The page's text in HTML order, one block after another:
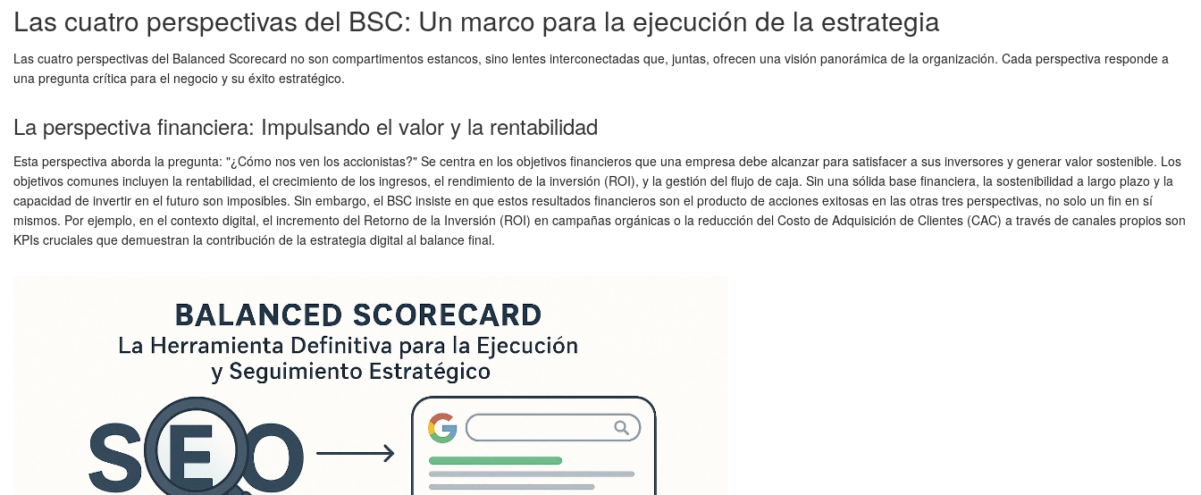
Las cuatro perspectivas del BSC: Un marco para la ejecución de la estrategia
Las cuatro perspectivas del Balanced Scorecard no son compartimentos estancos, sino lentes interconectadas que, juntas, ofrecen una visión panorámica de la organización. Cada perspectiva responde a
una pregunta crítica para el negocio y su éxito estratégico.
La perspectiva financiera: Impulsando el valor y la rentabilidad
Esta perspectiva aborda la pregunta: "¿Cómo nos ven los accionistas?" Se centra en los objetivos financieros que una empresa debe alcanzar para satisfacer a sus inversores y generar valor sostenible. Los
objetivos comunes incluyen la rentabilidad, el crecimiento de los ingresos, el rendimiento de la inversión (ROI), y la gestión del flujo de caja. Sin una sólida base financiera, la sostenibilidad a largo plazo y la
capacidad de invertir en el futuro son imposibles. Sin embargo, el BSC insiste en que estos resultados financieros son el producto de acciones exitosas en las otras tres perspectivas, no solo un fin en sí
mismos. Por ejemplo, en el contexto digital, el incremento del Retorno de la Inversión (ROI) en campañas orgánicas o la reducción del Costo de Adquisición de Clientes (CAC) a través de canales propios son
KPIs cruciales que demuestran la contribución de la estrategia digital al balance final.